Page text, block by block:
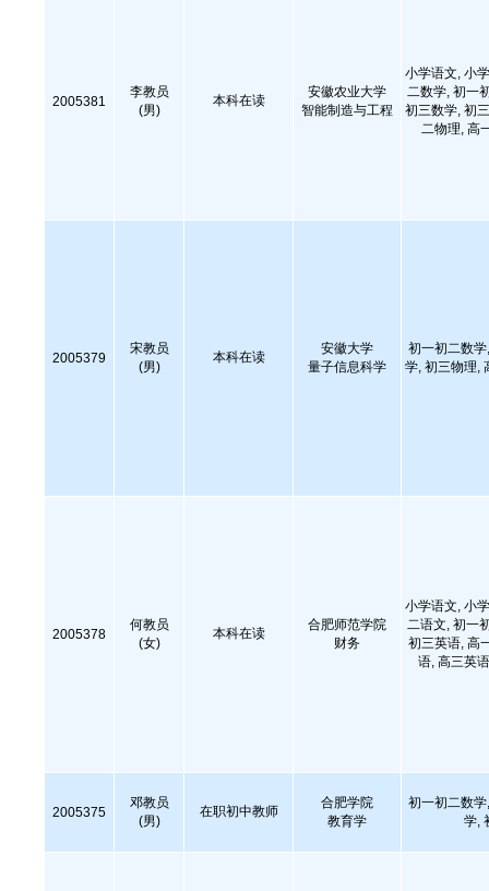
2005381
李教员
(男)
本科在读
安徽农业大学
智能制造与工程
小学语文, 小
二数学, 初一
初三数学, 初
二物理, 高
2005379
宋教员
(男)
本科在读
安徽大学
量子信息科学
初一初二数
学, 初三物理,
2005378
何教员
(女)
本科在读
合肥师范学院
财务
小学语文, 小
二语文, 初一
初三英语, 高
语, 高三英
2005375
邓教员
(男)
在职初中教师
合肥学院
教育学
初一初二数
学,